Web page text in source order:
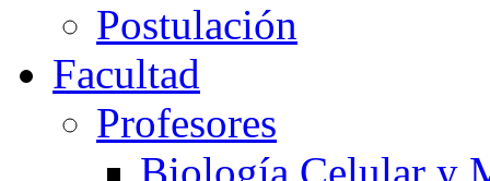
Postulación
Facultad
Profesores